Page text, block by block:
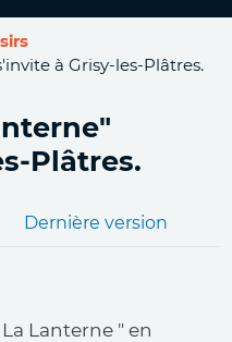
à Grisy-les-Plâtres.
Plâtres.
Dernière version
Lanterne " en